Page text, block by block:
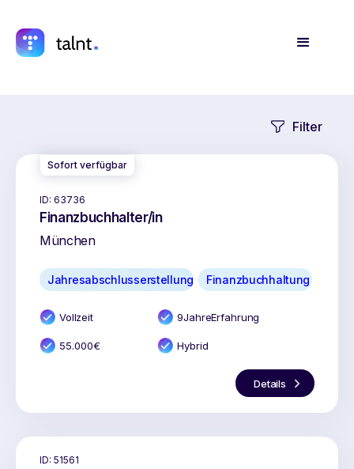
Filter
Sofort verfügbar
ID: 63736
Finanzbuchhalter/in
München
Jahresabschlusserstellung Finanzbuchhaltung
Vollzeit 9JahreErfahrung
55.000€ Hybrid
Details
ID: 51561